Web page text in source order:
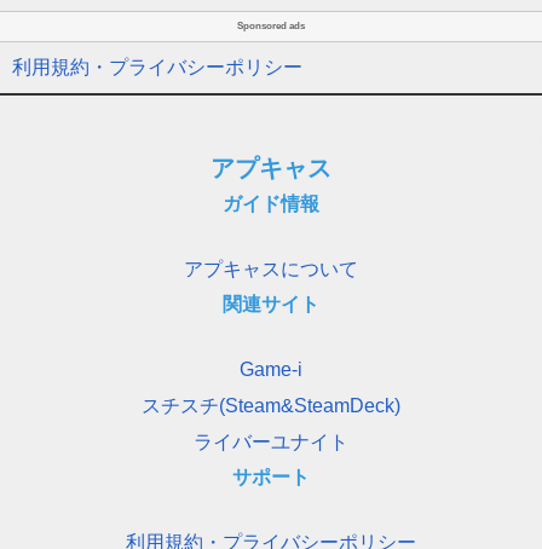
Sponsored ads
利用規約・プライバシーポリシー
アプキャス
ガイド情報
アプキャスについて
関連サイト
Game-i
スチスチ(Steam&SteamDeck)
ライバーユナイト
サポート
利用規約・プライバシーポリシー